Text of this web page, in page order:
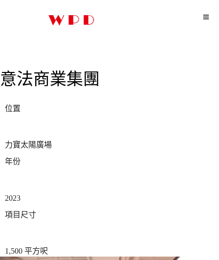
意法商業集團
位置
力寶太陽廣場
年份
2023
項目尺寸
1,500 平方呎